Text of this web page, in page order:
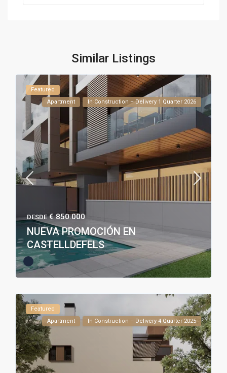
Similar Listings
Featured
Apartment
In Construction – Delivery 1 Quarter 2026
DESDE€ 850.000
NUEVA PROMOCIÓN EN
CASTELLDEFELS
Featured
Apartment
In Construction – Delivery 4 Quarter 2025